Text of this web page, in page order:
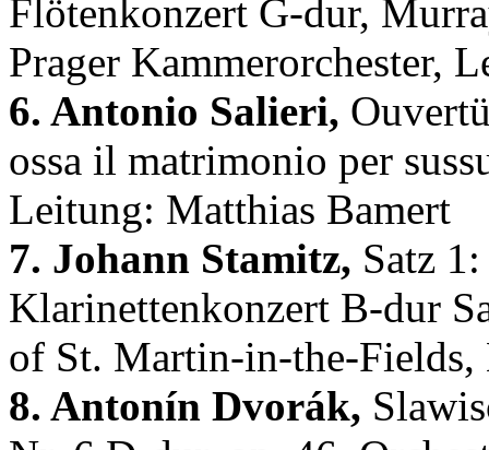
Flötenkonzert G-dur,
Prager Kammerorchester,
6. Antonio Salieri,
ossa il matrimonio per
Leitung: Matthias Bamert
7. Johann Stamitz, Satz
Klarinettenkonzert B-dur
of St. Martin-in-the-
8. Antonín Dvorák,